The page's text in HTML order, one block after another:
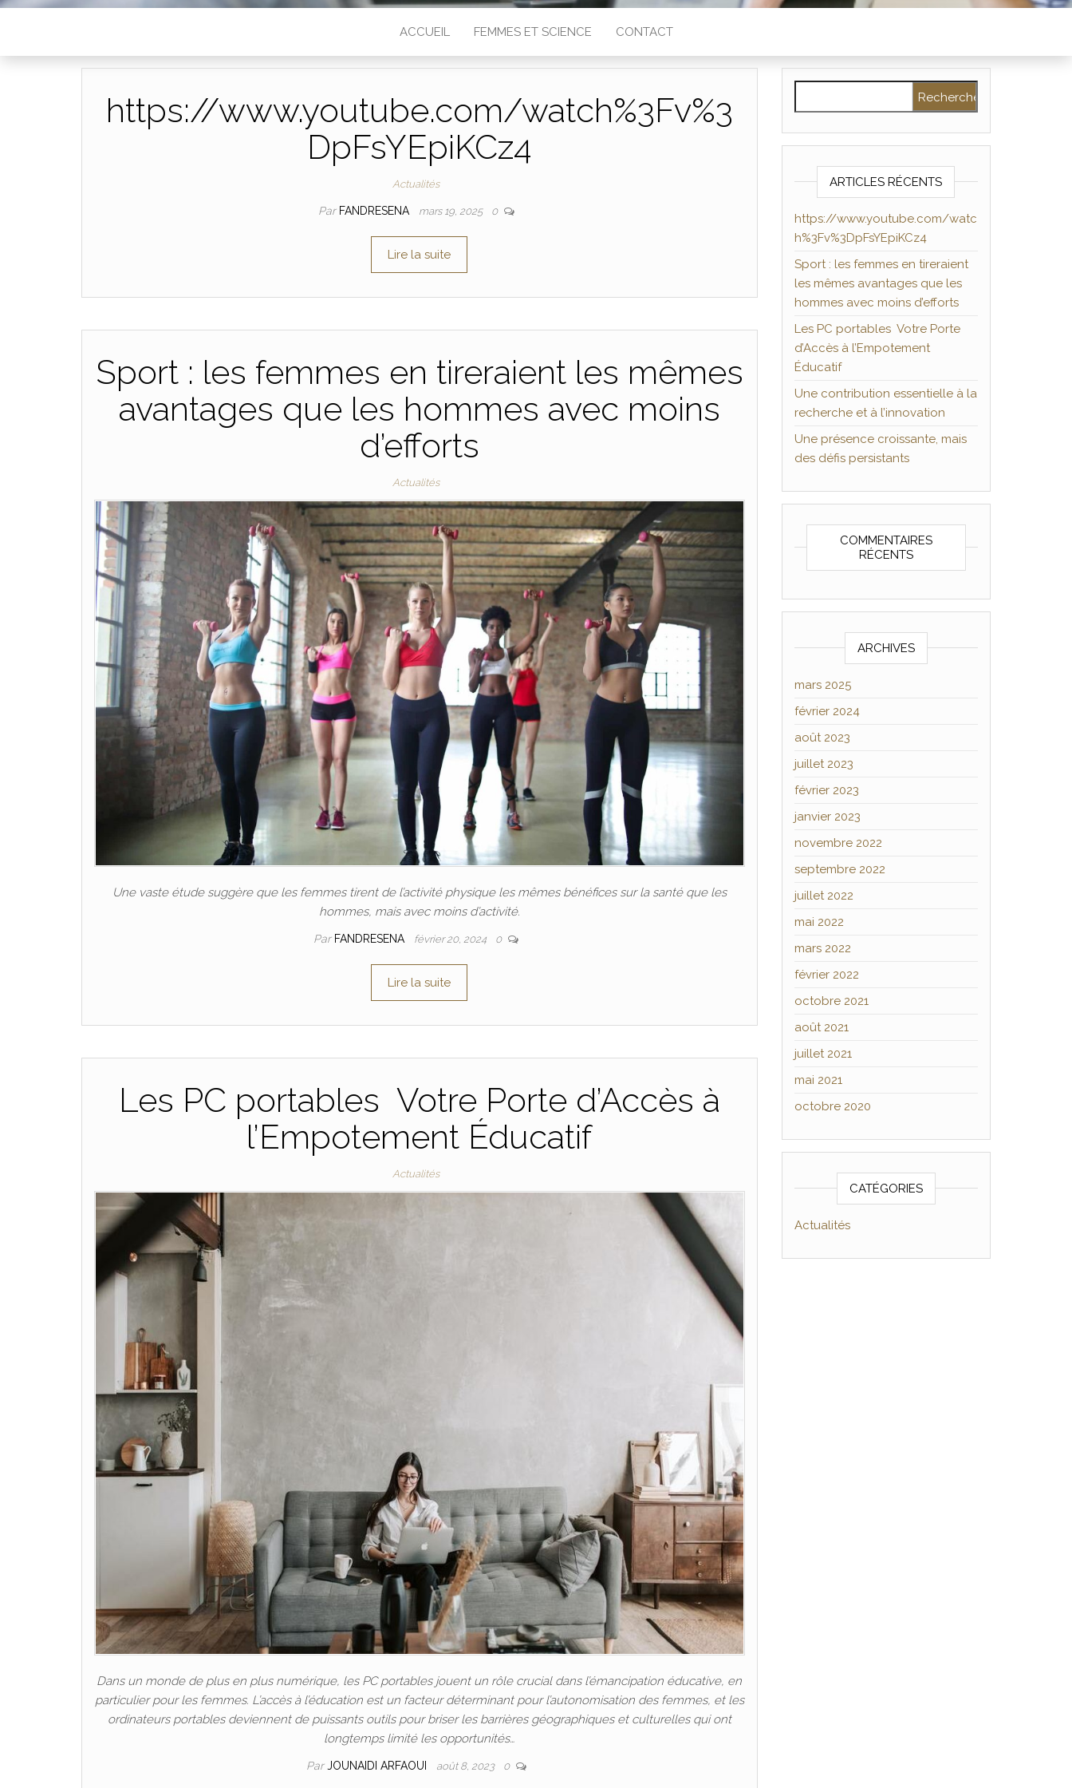
ACCUEIL FEMMES ET SCIENCE CONTACT
https://www.youtube.com/watch%3Fv%3
DpFsYEpiKCz4
Actualités
Par FANDRESENA mars 19, 2025 0
Lire la suite
Sport : les femmes en tireraient les mêmes
avantages que les hommes avec moins
d’efforts
Actualités
Une vaste étude suggère que les femmes tirent de l’activité physique les mêmes bénéfices sur la santé que les
hommes, mais avec moins d’activité.
Par FANDRESENA février 20, 2024 0
Lire la suite
Les PC portables Votre Porte d’Accès à
l’Empotement Éducatif
Actualités
Dans un monde de plus en plus numérique, les PC portables jouent un rôle crucial dans l’émancipation éducative, en
particulier pour les femmes. L’accès à l’éducation est un facteur déterminant pour l’autonomisation des femmes, et les
ordinateurs portables deviennent de puissants outils pour briser les barrières géographiques et culturelles qui ont
longtemps limité les opportunités…
ParJOUNAIDI ARFAOUI août 8, 2023 0
ARTICLES RÉCENTS
https://www.youtube.com/watc
h%3Fv%3DpFsYEpiKCz4
Sport : les femmes en tireraient
les mêmes avantages que les
hommes avec moins d’efforts
Les PC portables Votre Porte
d’Accès à l’Empotement
Éducatif
Une contribution essentielle à la
recherche et à l’innovation
Une présence croissante, mais
des défis persistants
COMMENTAIRES
RÉCENTS
ARCHIVES
mars 2025
février 2024
août 2023
juillet 2023
février 2023
janvier 2023
novembre 2022
septembre 2022
juillet 2022
mai 2022
mars 2022
février 2022
octobre 2021
août 2021
juillet 2021
mai 2021
octobre 2020
CATÉGORIES
Actualités